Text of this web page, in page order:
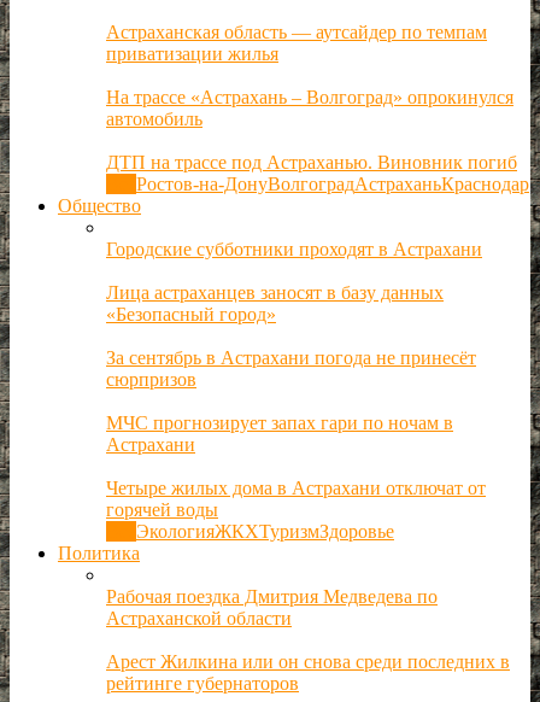
Астраханская область — аутсайдер по темпам
приватизации жилья
На трассе «Астрахань – Волгоград» опрокинулся
автомобиль
ДТП на трассе под Астраханью. Виновник погиб
Ростов-на-ДонуВолгоградАстраханьКраснодар
Общество
Городские субботники проходят в Астрахани
Лица астраханцев заносят в базу данных
«Безопасный город»
За сентябрь в Астрахани погода не принесёт
сюрпризов
МЧС прогнозирует запах гари по ночам в
Астрахани
Четыре жилых дома в Астрахани отключат от
горячей воды
ЭкологияЖКХТуризмЗдоровье
Политика
Рабочая поездка Дмитрия Медведева по
Астраханской области
Арест Жилкина или он снова среди последних в
рейтинге губернаторов